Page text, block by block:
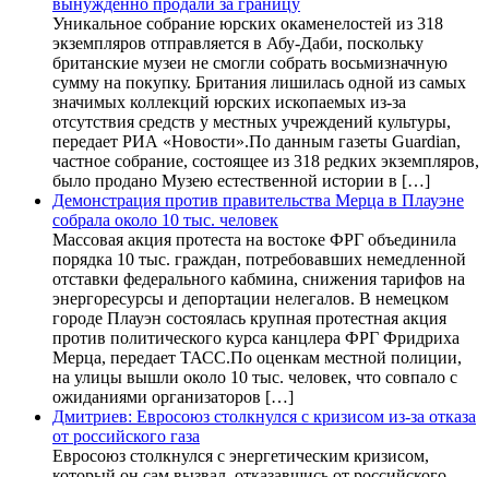
вынужденно продали за границу
Уникальное собрание юрских окаменелостей из 318
экземпляров отправляется в Абу-Даби, поскольку
британские музеи не смогли собрать восьмизначную
сумму на покупку. Британия лишилась одной из самых
значимых коллекций юрских ископаемых из-за
отсутствия средств у местных учреждений культуры,
передает РИА «Новости».По данным газеты Guardian,
частное собрание, состоящее из 318 редких экземпляров,
было продано Музею естественной истории в […]
Демонстрация против правительства Мерца в Плауэне
собрала около 10 тыс. человек
Массовая акция протеста на востоке ФРГ объединила
порядка 10 тыс. граждан, потребовавших немедленной
отставки федерального кабмина, снижения тарифов на
энергоресурсы и депортации нелегалов. В немецком
городе Плауэн состоялась крупная протестная акция
против политического курса канцлера ФРГ Фридриха
Мерца, передает ТАСС.По оценкам местной полиции,
на улицы вышли около 10 тыс. человек, что совпало с
ожиданиями организаторов […]
Дмитриев: Евросоюз столкнулся с кризисом из-за отказа
от российского газа
Евросоюз столкнулся с энергетическим кризисом,